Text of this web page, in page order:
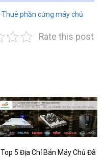
Thuê phần cứng máy chủ
Rate this post
Top 5 Địa Chỉ Bán Máy Chủ Đã